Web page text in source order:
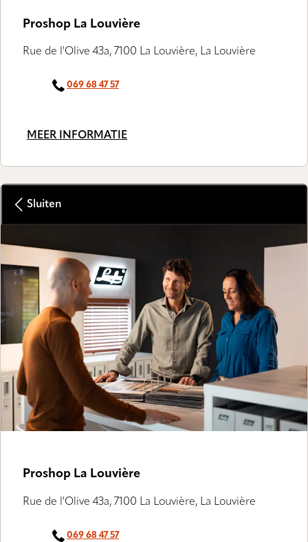
Proshop La Louvière
Rue de l'Olive 43a, 7100 La Louvière, La Louvière
069 68 47 57
MEER INFORMATIE
Sluiten
Proshop La Louvière
Rue de l'Olive 43a, 7100 La Louvière, La Louvière
069 68 47 57